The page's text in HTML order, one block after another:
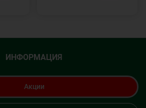
ИНФОРМАЦИЯ
Акции